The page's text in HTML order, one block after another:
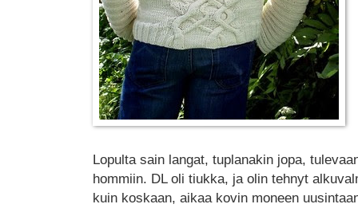
Lopulta sain langat, tuplanakin jopa,
hommiin. DL oli tiukka, ja olin tehnyt
kuin koskaan, aikaa kovin moneen